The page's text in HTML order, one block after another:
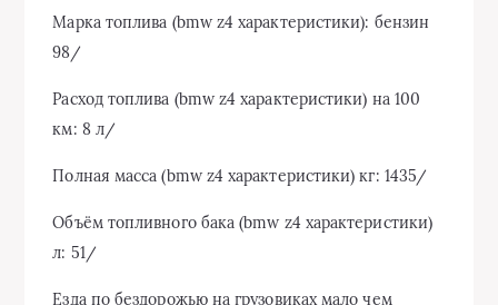
Марка топлива (bmw z4 характеристики): бензин
98/
Расход топлива (bmw z4 характеристики) на 100
км: 8 л/
Полная масса (bmw z4 характеристики) кг: 1435/
Объём топливного бака (bmw z4 характеристики)
л: 51/
Езда по бездорожью на грузовиках мало чем